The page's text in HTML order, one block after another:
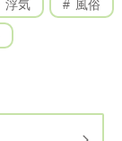
浮気 風俗